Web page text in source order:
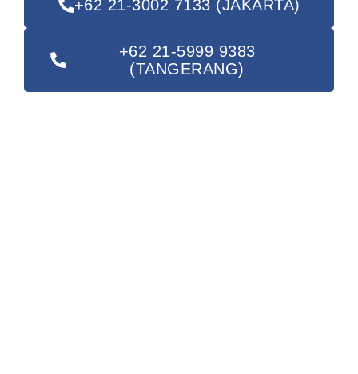
+62 21-3002 7133 (JAKARTA)
+62 21-5999 9383
(TANGERANG)